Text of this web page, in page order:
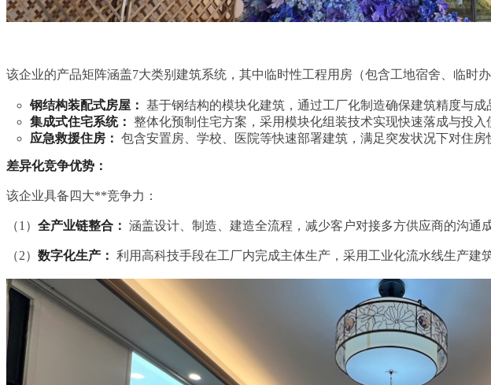
该企业的产品矩阵涵盖7大类别建筑系统，其中临时性工程用房（包含工地宿舍、临时
钢结构装配式房屋： 基于钢结构的模块化建筑，通过工厂化制造确保建筑精度与
集成式住宅系统： 整体化预制住宅方案，采用模块化组装技术实现快速落成与投入
应急救援住房： 包含安置房、学校、医院等快速部署建筑，满足突发状况下对住房
差异化竞争优势：
该企业具备四大**竞争力：
（1） 全产业链整合： 涵盖设计、制造、建造全流程，减少客户对接多方供应商的沟通
（2） 数字化生产： 利用高科技手段在工厂内完成主体生产，采用工业化流水线生产建